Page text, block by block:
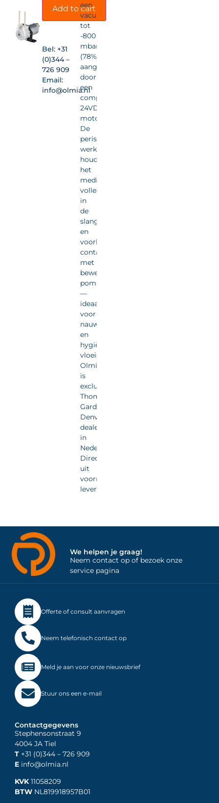
Add to cart
Bel: +31
(0)344 –
726 909
Email:
info@olmia.nl
een
vacuüm
tot
-800
mbar
(78%),
aangedreven
door
een
compacte
24VDC-
motor.
De
peristaltische
werking
houdt
het
medium
volledig
in
de
slang
en
voorkomt
contact
met
bewegende
pompdelen
—
ideaal
voor
nauwkeurige
en
hygiënische
vloeistofdosering.
Olmia
is
exclusief
Thomas
Gardner
Denver
dealer
in
Nederland.
Direct
uit
voorraad
leverbaar.
We helpen je graag!
Neem contact op of bezoek onze
service pagina
Offerte of consult aanvragen
Neem telefonisch contact op
Meld je aan voor onze nieuwsbrief
Stuur ons een e-mail
Contactgegevens
Stephensonstraat 9
4004 JA Tiel
T +31 (0)344 – 726 909
E info@olmia.nl
KVK11058209
BTW NL819918957B01